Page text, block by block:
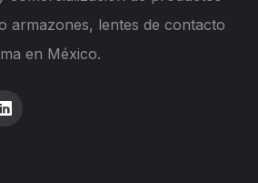
armazones, lentes de contacto
en México.